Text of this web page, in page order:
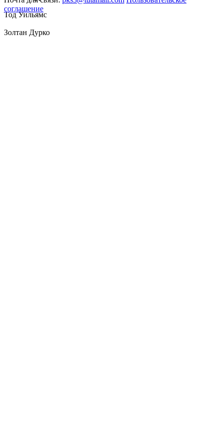
Тод Уильямс
Золтан Дурко
соглашение